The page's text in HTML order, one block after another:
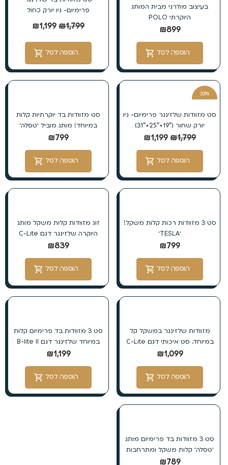
בעיצוב מודרני מבית המותג
היוקרתי POLO
₪899
הוספה לסל
פרימיום- ניו יורק כחול
₪1,799
₪1,199
הוספה לסל
33%
סט מזוודות שלזינגר פרימיום- ניו
יורק שחור (19″+25″+31″)
₪1,799
₪1,199
הוספה לסל
סט מזוודות בד יוקרתיות קלות
במיוחד! מותג מוביל ׳טסלה׳
₪799
הוספה לסל
סט 3 מזוודות רכות קלות משקל!
׳TESLA׳
₪799
הוספה לסל
זוג מזוודות קלות משקל מותג
היוקרה שלזינגר דגם C-Lite
₪839
הוספה לסל
מזוודות שלזינגר במשקל קל
במיוחד. סט איכותי דגם C-Lite
₪1,099
הוספה לסל
סט 3 מזוודות בד פרימיום קלות
במיוחד שלזינגר דגם B-lite II
₪1,199
הוספה לסל
סט 3 מזוודות בד פרימיום מותג
׳טסלה׳ קלות משקל ומתרחבות
₪789